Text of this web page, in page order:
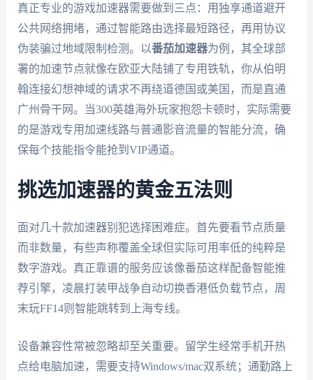
真正专业的游戏加速器需要做到三点：用独享通道避开
公共网络拥堵，通过智能路由选择最短路径，再用协议
伪装骗过地域限制检测。以番茄加速器为例，其全球部
署的加速节点就像在欧亚大陆铺了专用铁轨，你从伯明
翰连接幻想神域的请求不再绕道德国或美国，而是直通
广州骨干网。当300英雄海外玩家抱怨卡顿时，实际需要
的是游戏专用加速线路与普通影音流量的智能分流，确
保每个技能指令能抢到VIP通道。
挑选加速器的黄金五法则
面对几十款加速器别犯选择困难症。首先要看节点质量
而非数量，有些声称覆盖全球但实际可用率低的纯粹是
数字游戏。真正靠谱的服务应该像番茄这样配备智能推
荐引擎，凌晨打装甲战争自动切换香港低负载节点，周
末玩FF14则智能跳转到上海专线。
设备兼容性常被忽略却至关重要。留学生经常手机开热
点给电脑加速，需要支持Windows/mac双系统；通勤路上